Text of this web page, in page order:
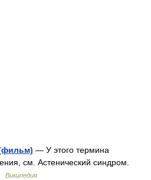
— У этого термина
см. Астенический синдром.
Википедия